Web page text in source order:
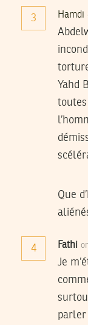
3 Hamdi
Yahd
Que
4 Fathi
Je
parler